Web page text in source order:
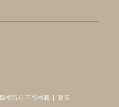
版權所有 不得轉載 政策